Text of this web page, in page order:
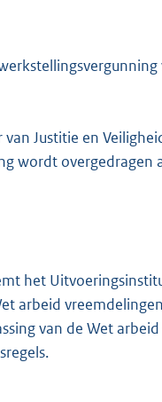
Justitie en
wordt overgedragen
het
arbeid
van de Wet